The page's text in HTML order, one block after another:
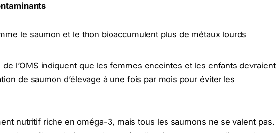
le saumon et le thon bioaccumulent plus de métaux lourds
de l’OMS indiquent que les femmes enceintes et les enfants devraient
de saumon d’élevage à une fois par mois pour éviter les
nutritif riche en oméga-3, mais tous les saumons ne se valent pas.